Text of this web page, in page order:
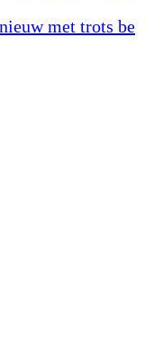
met trots be